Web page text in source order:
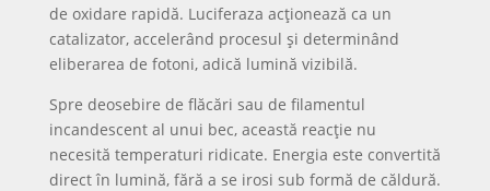
de oxidare rapidă. Luciferaza acționează ca un
catalizator, accelerând procesul și determinând
eliberarea de fotoni, adică lumină vizibilă.
Spre deosebire de flăcări sau de filamentul
incandescent al unui bec, această reacție nu
necesită temperaturi ridicate. Energia este convertită
direct în lumină, fără a se irosi sub formă de căldură.